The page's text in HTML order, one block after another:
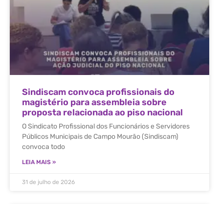
Sindiscam convoca profissionais do
magistério para assembleia sobre
proposta relacionada ao piso nacional
O Sindicato Profissional dos Funcionários e Servidores
Públicos Municipais de Campo Mourão (Sindiscam)
convoca todo
LEIA MAIS »
31 de julho de 2026